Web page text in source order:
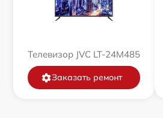
Телевизор JVC LT-24M485
Заказать ремонт